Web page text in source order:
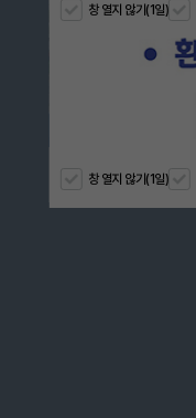
창 열지 않기(1일)
창 열지 않기(1일)
창 열지 않기(1일)